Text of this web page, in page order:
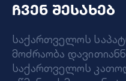
ჩვენ შესახებ
საქართველოს
მოძრაობა
საქართველოს